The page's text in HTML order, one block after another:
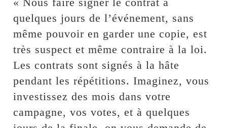
quelques jours de l’événement, sans
même pouvoir en garder une copie, est
très suspect et même contraire à la loi.
Les contrats sont signés à la hâte
pendant les répétitions. Imaginez, vous
investissez des mois dans votre
campagne, vos votes, et à quelques